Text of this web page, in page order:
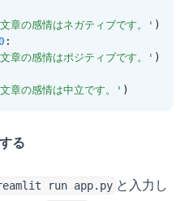
章の感情はネガティブです。' )
:
章の感情はポジティブです。' )
章の感情は中立です。' )
る
run app.py と入力し